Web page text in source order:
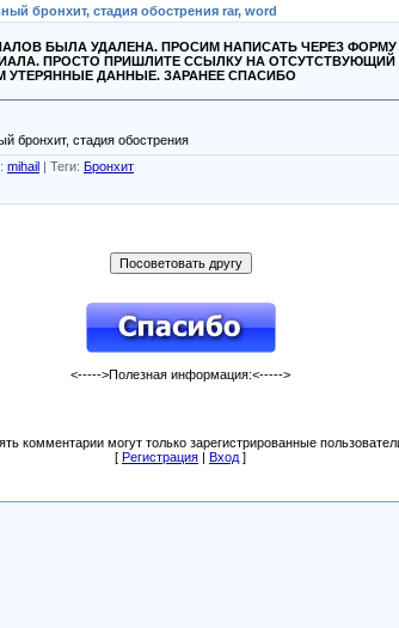
бронхит, стадия обострения rar, word
БЫЛА УДАЛЕНА. ПРОСИМ НАПИСАТЬ ЧЕРЕЗ
ПРОСТО ПРИШЛИТЕ ССЫЛКУ НА ОТСУТСТВУЮЩИЙ
ДАННЫЕ. ЗАРАНЕЕ СПАСИБО
бронхит, стадия обострения
: mihail | Теги: Бронхит
<----->Полезная информация:<----->
комментарии могут только зарегистрированные
[ Регистрация | Вход ]